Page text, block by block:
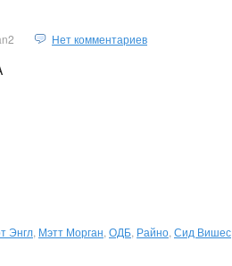
Нет комментариев
Энгл Мэтт Морган ОДБ Райно Сид Вишес